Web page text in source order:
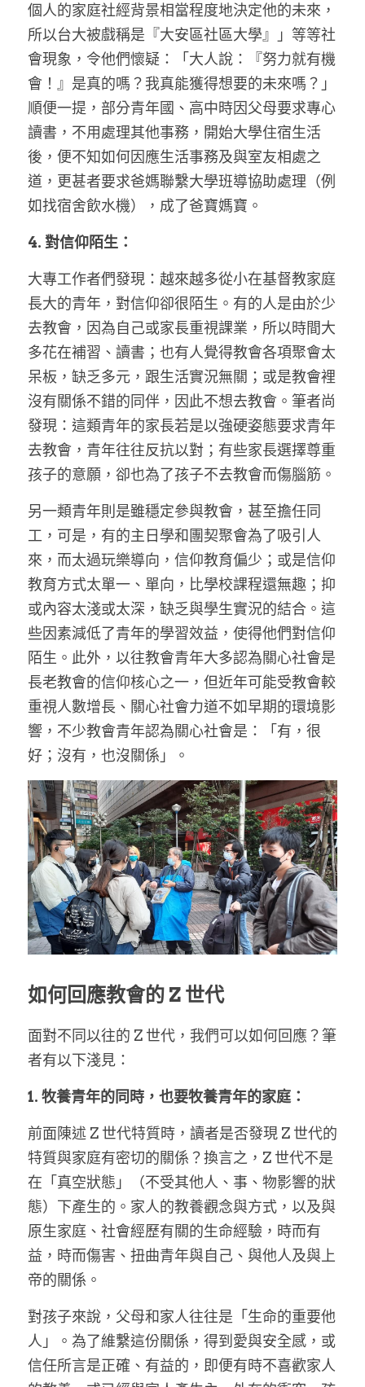
個人的家庭社經背景相當程度地決定他的未來，
所以台大被戲稱是『大安區社區大學』」等等社
會現象，令他們懷疑：「大人說：『努力就有機
會！』是真的嗎？我真能獲得想要的未來嗎？」
順便一提，部分青年國、高中時因父母要求專心
讀書，不用處理其他事務，開始大學住宿生活
後，便不知如何因應生活事務及與室友相處之
道，更甚者要求爸媽聯繫大學班導協助處理（例
如找宿舍飲水機），成了爸寶媽寶。
4. 對信仰陌生：
大專工作者們發現：越來越多從小在基督教家庭
長大的青年，對信仰卻很陌生。有的人是由於少
去教會，因為自己或家長重視課業，所以時間大
多花在補習、讀書；也有人覺得教會各項聚會太
呆板，缺乏多元，跟生活實況無關；或是教會裡
沒有關係不錯的同伴，因此不想去教會。筆者尚
發現：這類青年的家長若是以強硬姿態要求青年
去教會，青年往往反抗以對；有些家長選擇尊重
孩子的意願，卻也為了孩子不去教會而傷腦筋。
另一類青年則是雖穩定參與教會，甚至擔任同
工，可是，有的主日學和團契聚會為了吸引人
來，而太過玩樂導向，信仰教育偏少；或是信仰
教育方式太單一、單向，比學校課程還無趣；抑
或內容太淺或太深，缺乏與學生實況的結合。這
些因素減低了青年的學習效益，使得他們對信仰
陌生。此外，以往教會青年大多認為關心社會是
長老教會的信仰核心之一，但近年可能受教會較
重視人數增長、關心社會力道不如早期的環境影
響，不少教會青年認為關心社會是：「有，很
好；沒有，也沒關係」。
如何回應教會的 Z 世代
面對不同以往的 Z 世代，我們可以如何回應？筆
者有以下淺見：
1. 牧養青年的同時，也要牧養青年的家庭：
前面陳述 Z 世代特質時，讀者是否發現 Z 世代的
特質與家庭有密切的關係？換言之，Z 世代不是
在「真空狀態」（不受其他人、事、物影響的狀
態）下產生的。家人的教養觀念與方式，以及與
原生家庭、社會經歷有關的生命經驗，時而有
益，時而傷害、扭曲青年與自己、與他人及與上
帝的關係。
對孩子來說，父母和家人往往是「生命的重要他
人」。為了維繫這份關係，得到愛與安全感，或
信任所言是正確、有益的，即便有時不喜歡家人